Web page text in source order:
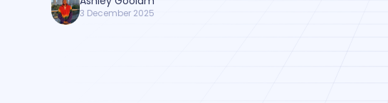
3 December 2025